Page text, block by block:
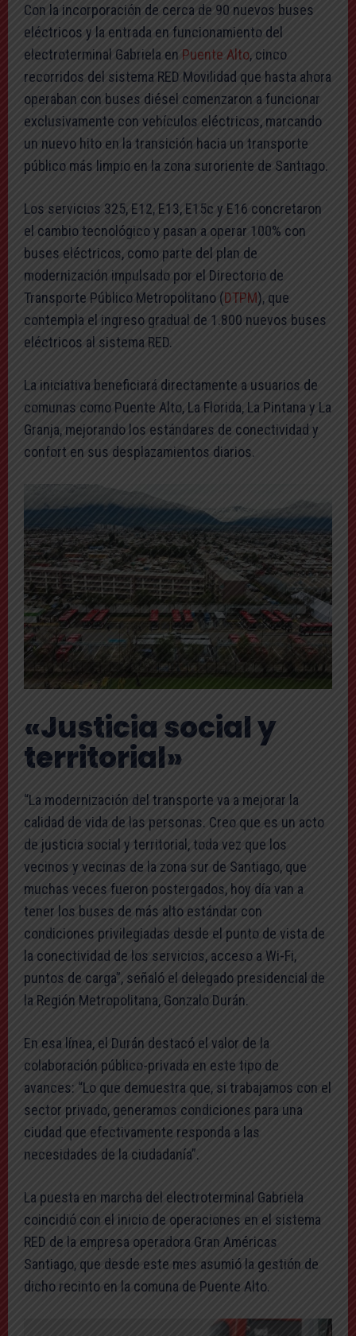
Con la incorporación de cerca de 90 nuevos buses
eléctricos y la entrada en funcionamiento del
electroterminal Gabriela en Puente Alto, cinco
recorridos del sistema RED Movilidad que hasta ahora
operaban con buses diésel comenzaron a funcionar
exclusivamente con vehículos eléctricos, marcando
un nuevo hito en la transición hacia un transporte
público más limpio en la zona suroriente de Santiago.
Los servicios 325, E12, E13, E15c y E16 concretaron
el cambio tecnológico y pasan a operar 100% con
buses eléctricos, como parte del plan de
modernización impulsado por el Directorio de
Transporte Público Metropolitano (DTPM), que
contempla el ingreso gradual de 1.800 nuevos buses
eléctricos al sistema RED.
La iniciativa beneficiará directamente a usuarios de
comunas como Puente Alto, La Florida, La Pintana y La
Granja, mejorando los estándares de conectividad y
confort en sus desplazamientos diarios.
«Justicia social y
territorial»
“La modernización del transporte va a mejorar la
calidad de vida de las personas. Creo que es un acto
de justicia social y territorial, toda vez que los
vecinos y vecinas de la zona sur de Santiago, que
muchas veces fueron postergados, hoy día van a
tener los buses de más alto estándar con
condiciones privilegiadas desde el punto de vista de
la conectividad de los servicios, acceso a Wi-Fi,
puntos de carga”, señaló el delegado presidencial de
la Región Metropolitana, Gonzalo Durán.
En esa línea, el Durán destacó el valor de la
colaboración público-privada en este tipo de
avances: “Lo que demuestra que, si trabajamos con el
sector privado, generamos condiciones para una
ciudad que efectivamente responda a las
necesidades de la ciudadanía”.
La puesta en marcha del electroterminal Gabriela
coincidió con el inicio de operaciones en el sistema
RED de la empresa operadora Gran Américas
Santiago, que desde este mes asumió la gestión de
dicho recinto en la comuna de Puente Alto.